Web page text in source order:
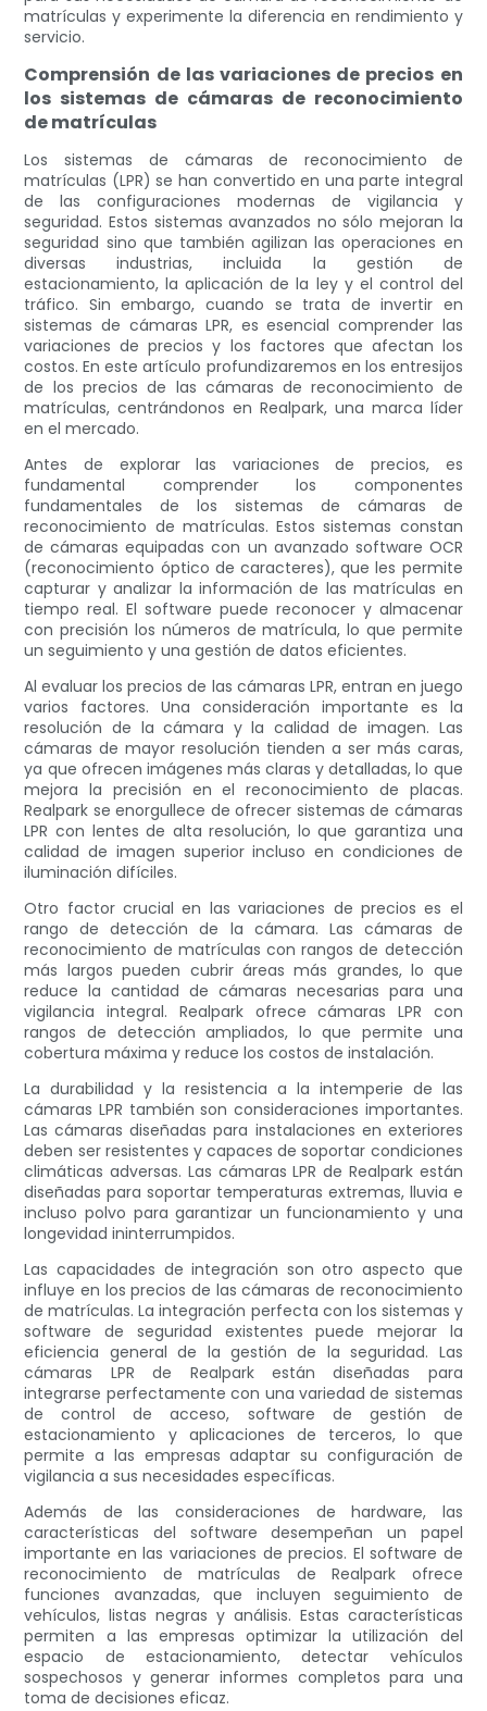
matrículas y experimente la diferencia en rendimiento y
servicio.
Comprensión de las variaciones de precios en
los sistemas de cámaras de reconocimiento
de matrículas
Los sistemas de cámaras de reconocimiento de
matrículas (LPR) se han convertido en una parte integral
de las configuraciones modernas de vigilancia y
seguridad. Estos sistemas avanzados no sólo mejoran la
seguridad sino que también agilizan las operaciones en
diversas industrias, incluida la gestión de
estacionamiento, la aplicación de la ley y el control del
tráfico. Sin embargo, cuando se trata de invertir en
sistemas de cámaras LPR, es esencial comprender las
variaciones de precios y los factores que afectan los
costos. En este artículo profundizaremos en los entresijos
de los precios de las cámaras de reconocimiento de
matrículas, centrándonos en Realpark, una marca líder
en el mercado.
Antes de explorar las variaciones de precios, es
fundamental comprender los componentes
fundamentales de los sistemas de cámaras de
reconocimiento de matrículas. Estos sistemas constan
de cámaras equipadas con un avanzado software OCR
(reconocimiento óptico de caracteres), que les permite
capturar y analizar la información de las matrículas en
tiempo real. El software puede reconocer y almacenar
con precisión los números de matrícula, lo que permite
un seguimiento y una gestión de datos eficientes.
Al evaluar los precios de las cámaras LPR, entran en juego
varios factores. Una consideración importante es la
resolución de la cámara y la calidad de imagen. Las
cámaras de mayor resolución tienden a ser más caras,
ya que ofrecen imágenes más claras y detalladas, lo que
mejora la precisión en el reconocimiento de placas.
Realpark se enorgullece de ofrecer sistemas de cámaras
LPR con lentes de alta resolución, lo que garantiza una
calidad de imagen superior incluso en condiciones de
iluminación difíciles.
Otro factor crucial en las variaciones de precios es el
rango de detección de la cámara. Las cámaras de
reconocimiento de matrículas con rangos de detección
más largos pueden cubrir áreas más grandes, lo que
reduce la cantidad de cámaras necesarias para una
vigilancia integral. Realpark ofrece cámaras LPR con
rangos de detección ampliados, lo que permite una
cobertura máxima y reduce los costos de instalación.
La durabilidad y la resistencia a la intemperie de las
cámaras LPR también son consideraciones importantes.
Las cámaras diseñadas para instalaciones en exteriores
deben ser resistentes y capaces de soportar condiciones
climáticas adversas. Las cámaras LPR de Realpark están
diseñadas para soportar temperaturas extremas, lluvia e
incluso polvo para garantizar un funcionamiento y una
longevidad ininterrumpidos.
Las capacidades de integración son otro aspecto que
influye en los precios de las cámaras de reconocimiento
de matrículas. La integración perfecta con los sistemas y
software de seguridad existentes puede mejorar la
eficiencia general de la gestión de la seguridad. Las
cámaras LPR de Realpark están diseñadas para
integrarse perfectamente con una variedad de sistemas
de control de acceso, software de gestión de
estacionamiento y aplicaciones de terceros, lo que
permite a las empresas adaptar su configuración de
vigilancia a sus necesidades específicas.
Además de las consideraciones de hardware, las
características del software desempeñan un papel
importante en las variaciones de precios. El software de
reconocimiento de matrículas de Realpark ofrece
funciones avanzadas, que incluyen seguimiento de
vehículos, listas negras y análisis. Estas características
permiten a las empresas optimizar la utilización del
espacio de estacionamiento, detectar vehículos
sospechosos y generar informes completos para una
toma de decisiones eficaz.